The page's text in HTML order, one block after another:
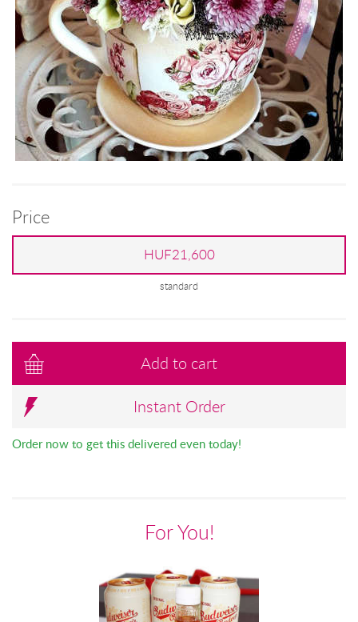
Price
HUF21,600
standard
Add to cart
Instant Order
Order now to get this delivered even today!
For You!